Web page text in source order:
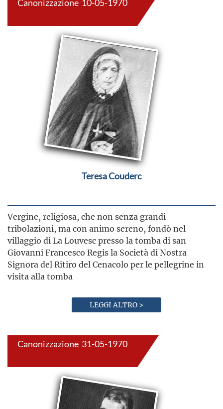
Canonizzazione 10-05-1970
Teresa Couderc
Vergine, religiosa, che non senza grandi
tribolazioni, ma con animo sereno, fondò nel
villaggio di La Louvesc presso la tomba di san
Giovanni Francesco Regis la Società di Nostra
Signora del Ritiro del Cenacolo per le pellegrine in
visita alla tomba
LEGGI ALTRO >
Canonizzazione 31-05-1970